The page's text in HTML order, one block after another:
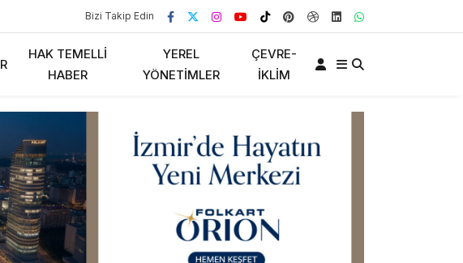
Bizi Takip Edin
HAK TEMELLI
HABER
YEREL
YÖNETIMLER
ÇEVRE-
İKLIM